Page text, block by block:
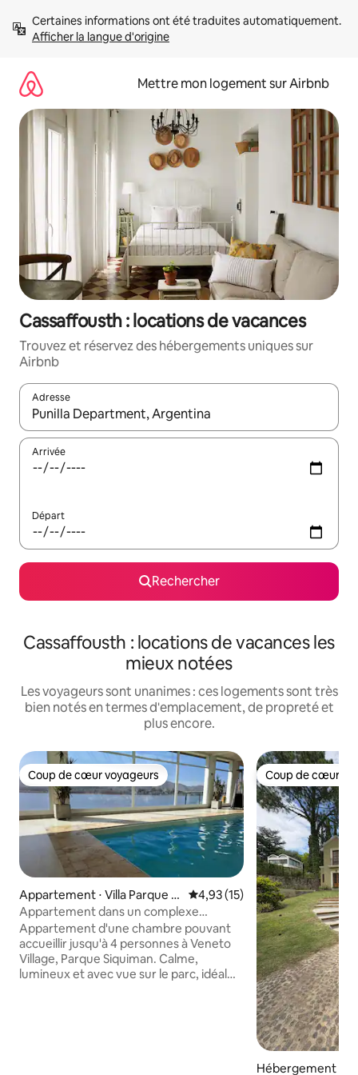
directement
Afficher la langue d'origine
Mettre mon logement sur Airbnb
Cassaffousth : locations de vacances
Trouvez et réservez des hébergements uniques sur
Airbnb
Adresse
Lorsque les résultats s'affichent, utilisez les flèches vers le
Arrivée
Départ
Rechercher
Cassaffousth : locations de vacances les
mieux notées
Les voyageurs sont unanimes : ces logements sont très
bien notés en termes d'emplacement, de propreté et
plus encore.
Coup de cœur voyageurs
Coup de cœur voyageurs
Appartement ⋅ Villa Parque Sí
quiman
Évaluation moyenne sur la
4,93 (15)
Appartement dans un complexe
hôtelier avec piscine chauffée
Appartement d'une chambre pouvant
accueillir jusqu'à 4 personnes à Veneto
Village, Parque Siquiman. Calme,
lumineux et avec vue sur le parc, idéal
Coup de cœur
Coup de cœur
Hébergement ⋅